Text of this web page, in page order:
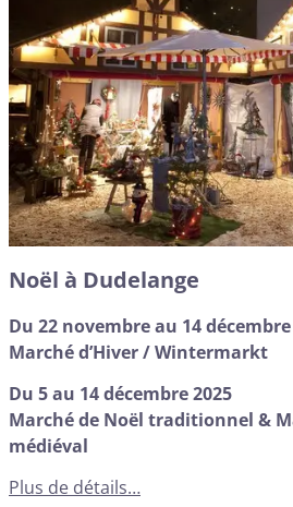
Noël à Dudelange
Du 22 novembre au 14 décembre
Marché d’Hiver / Wintermarkt
Du 5 au 14 décembre 2025
Marché de Noël traditionnel &
médiéval
Plus de détails…